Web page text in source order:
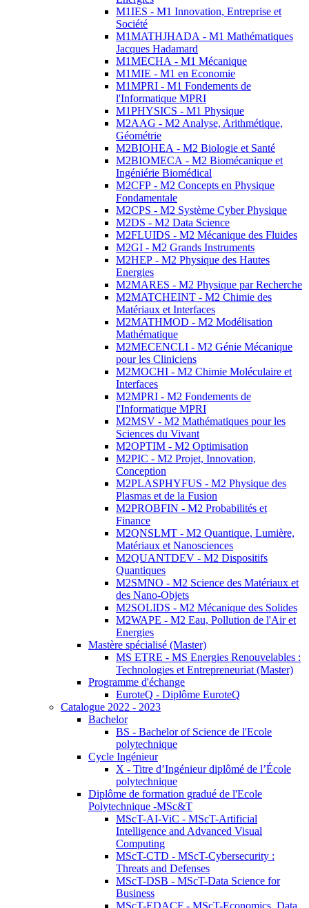
M1IES - M1 Innovation, Entreprise et
Société
M1MATHJHADA - M1 Mathématiques
Jacques Hadamard
M1MECHA - M1 Mécanique
M1MIE - M1 en Economie
M1MPRI - M1 Fondements de
l'Informatique MPRI
M1PHYSICS - M1 Physique
M2AAG - M2 Analyse, Arithmétique,
Géométrie
M2BIOHEA - M2 Biologie et Santé
M2BIOMECA - M2 Biomécanique et
Ingéniérie Biomédical
M2CFP - M2 Concepts en Physique
Fondamentale
M2CPS - M2 Système Cyber Physique
M2DS - M2 Data Science
M2FLUIDS - M2 Mécanique des Fluides
M2GI - M2 Grands Instruments
M2HEP - M2 Physique des Hautes
Energies
M2MARES - M2 Physique par Recherche
M2MATCHEINT - M2 Chimie des
Matériaux et Interfaces
M2MATHMOD - M2 Modélisation
Mathématique
M2MECENCLI - M2 Génie Mécanique
pour les Cliniciens
M2MOCHI - M2 Chimie Moléculaire et
Interfaces
M2MPRI - M2 Fondements de
l'Informatique MPRI
M2MSV - M2 Mathématiques pour les
Sciences du Vivant
M2OPTIM - M2 Optimisation
M2PIC - M2 Projet, Innovation,
Conception
M2PLASPHYFUS - M2 Physique des
Plasmas et de la Fusion
M2PROBFIN - M2 Probabilités et
Finance
M2QNSLMT - M2 Quantique, Lumière,
Matériaux et Nanosciences
M2QUANTDEV - M2 Dispositifs
Quantiques
M2SMNO - M2 Science des Matériaux et
des Nano-Objets
M2SOLIDS - M2 Mécanique des Solides
M2WAPE - M2 Eau, Pollution de l'Air et
Energies
Mastère spécialisé (Master)
MS ETRE - MS Energies Renouvelables :
Technologies et Entrepreneuriat (Master)
Programme d'échange
EuroteQ - Diplôme EuroteQ
Catalogue 2022 - 2023
Bachelor
BS - Bachelor of Science de l'Ecole
polytechnique
Cycle Ingénieur
X - Titre d’Ingénieur diplômé de l’École
polytechnique
Diplôme de formation gradué de l'Ecole
Polytechnique -MSc&T
MScT-AI-ViC - MScT-Artificial
Intelligence and Advanced Visual
Computing
MScT-CTD - MScT-Cybersecurity :
Threats and Defenses
MScT-DSB - MScT-Data Science for
Business
MScT-EDACF - MScT-Economics, Data